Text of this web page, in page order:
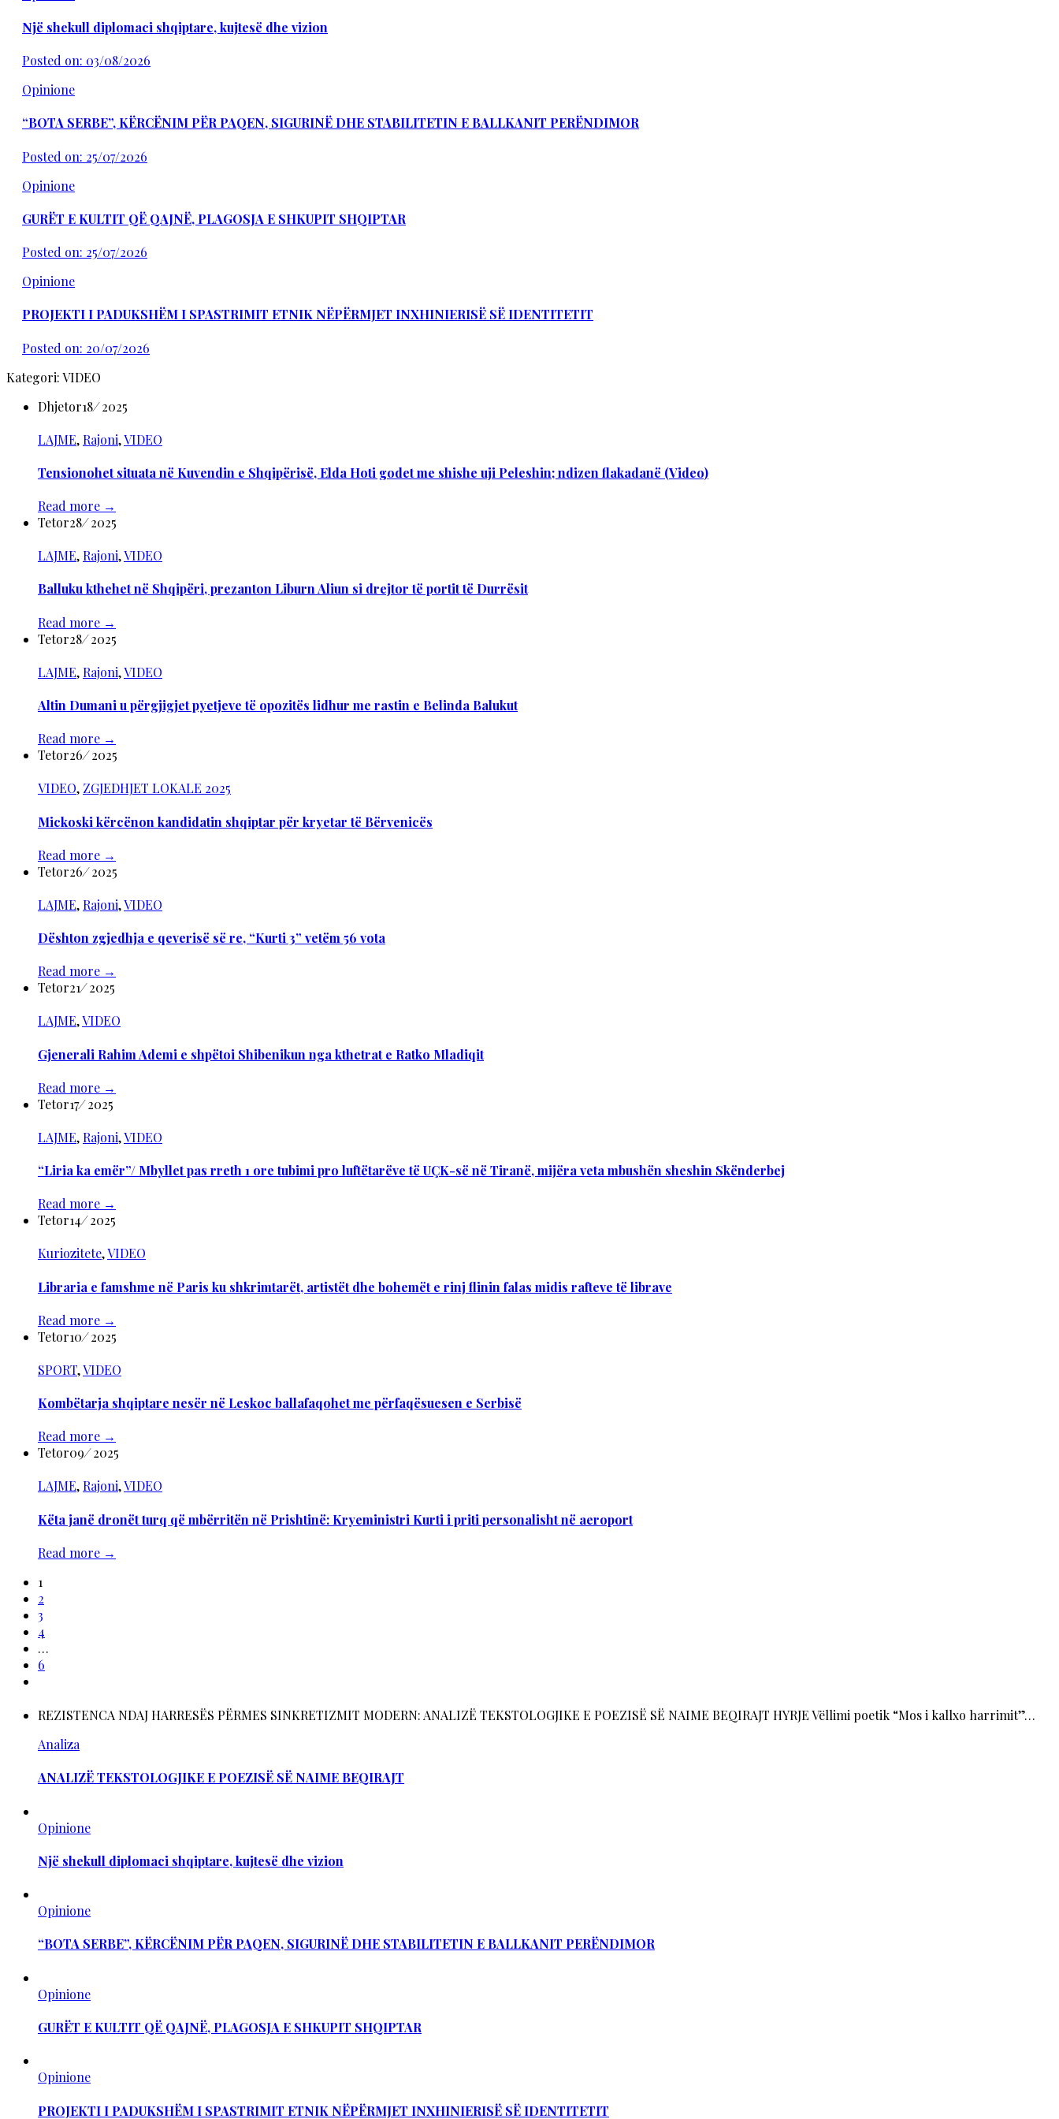
Një shekull diplomaci shqiptare, kujtesë dhe vizion
Posted on: 03/08/2026
Opinione
“BOTA SERBE”, KËRCËNIM PËR PAQEN, SIGURINË DHE STABILITETIN E BALLKANIT PERËNDIMOR
Posted on: 25/07/2026
Opinione
GURËT E KULTIT QË QAJNË, PLAGOSJA E SHKUPIT SHQIPTAR
Posted on: 25/07/2026
Opinione
PROJEKTI I PADUKSHËM I SPASTRIMIT ETNIK NËPËRMJET INXHINIERISË SË IDENTITETIT
Posted on: 20/07/2026
Kategori:VIDEO
Dhjetor18/2025
LAJME, Rajoni,VIDEO
Tensionohet situata në Kuvendin e Shqipërisë, Elda Hoti godet me shishe uji Peleshin; ndizen flakadanë (Video)
Read more →
Tetor28/2025
LAJME, Rajoni,VIDEO
Balluku kthehet në Shqipëri, prezanton Liburn Aliun si drejtor të portit të Durrësit
Read more →
Tetor28/2025
LAJME, Rajoni,VIDEO
Altin Dumani u përgjigjet pyetjeve të opozitës lidhur me rastin e Belinda Balukut
Read more →
Tetor26/2025
VIDEO, ZGJEDHJET LOKALE 2025
Mickoski kërcënon kandidatin shqiptar për kryetar të Bërvenicës
Read more →
Tetor26/2025
LAJME, Rajoni,VIDEO
Dështon zgjedhja e qeverisë së re, “Kurti 3” vetëm 56 vota
Read more →
Tetor21/2025
LAJME,VIDEO
Gjenerali Rahim Ademi e shpëtoi Shibenikun nga kthetrat e Ratko Mladiqit
Read more →
Tetor17/2025
LAJME, Rajoni,VIDEO
“Liria ka emër”/ Mbyllet pas rreth 1 ore tubimi pro luftëtarëve të UÇK-së në Tiranë, mijëra veta mbushën sheshin Skënderbej
Read more →
Tetor14/2025
Kuriozitete,VIDEO
Libraria e famshme në Paris ku shkrimtarët, artistët dhe bohemët e rinj flinin falas midis rafteve të librave
Read more →
Tetor10/2025
SPORT,VIDEO
Kombëtarja shqiptare nesër në Leskoc ballafaqohet me përfaqësuesen e Serbisë
Read more →
Tetor09/2025
LAJME,Rajoni,VIDEO
Këta janë dronët turq që mbërritën në Prishtinë: Kryeministri Kurti i priti personalisht në aeroport
Read more →
1
2
3
4
…
6
REZISTENCA NDAJ HARRESËS PËRMES SINKRETIZMIT MODERN: ANALIZË TEKSTOLOGJIKE E POEZISË SË NAIME BEQIRAJT HYRJE Vëllimi poetik “Mos i kallxo harrimit”…
Analiza
ANALIZË TEKSTOLOGJIKE E POEZISË SË NAIME BEQIRAJT
Opinione
Një shekull diplomaci shqiptare, kujtesë dhe vizion
Opinione
“BOTA SERBE”, KËRCËNIM PËR PAQEN, SIGURINË DHE STABILITETIN E BALLKANIT PERËNDIMOR
Opinione
GURËT E KULTIT QË QAJNË, PLAGOSJA E SHKUPIT SHQIPTAR
Opinione
PROJEKTI I PADUKSHËM I SPASTRIMIT ETNIK NËPËRMJET INXHINIERISË SË IDENTITETIT